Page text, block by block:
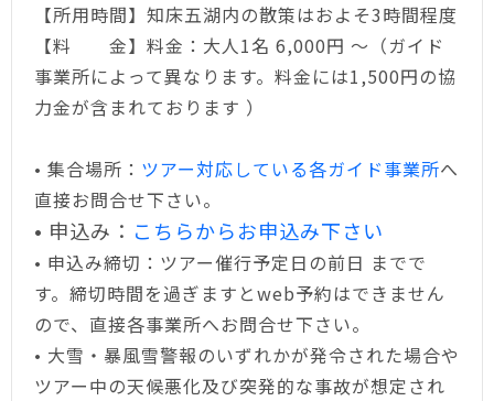
【所用時間】知床五湖内の散策はおよそ3時間程度
【料 金】料金：大人1名 6,000円 〜（ガイド
事業所によって異なります。料金には1,500円の協
力金が含まれております ）
• 集合場所： ツアー対応している各ガイド事業所へ
直接お問合せ下さい。
• 申込み： こちらからお申込み下さい
• 申込み締切：ツアー催行予定日の前日 までで
す。締切時間を過ぎますとweb予約はできません
ので、直接各事業所へお問合せ下さい。
• 大雪・暴風雪警報のいずれかが発令された場合や
ツアー中の天候悪化及び突発的な事故が想定され